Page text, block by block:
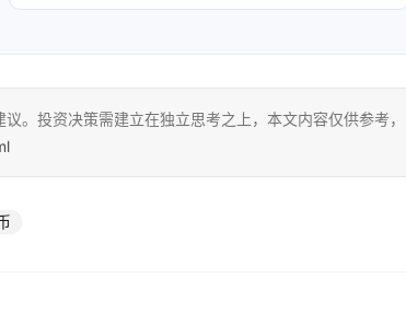
。投资决策需建立在独立思考之上，本文内容仅供参考，